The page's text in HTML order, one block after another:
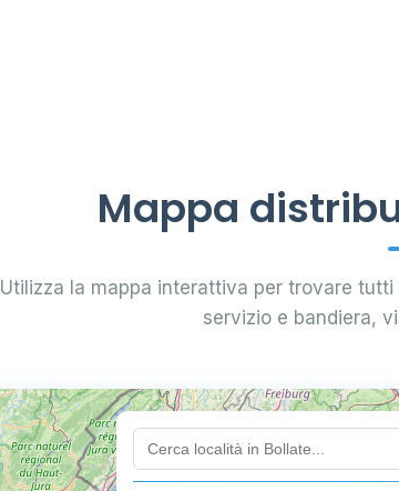
Mappa
Utilizza la mappa interattiva per trovare
servizio e bandiera,